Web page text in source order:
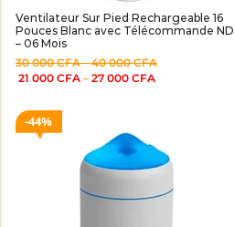
Ventilateur Sur Pied Rechargeable 16
Pouces Blanc avec Télécommande ND
– 06 Mois
30 000CFA–40 000CFA
21 000 CFA– 27 000 CFA
44%